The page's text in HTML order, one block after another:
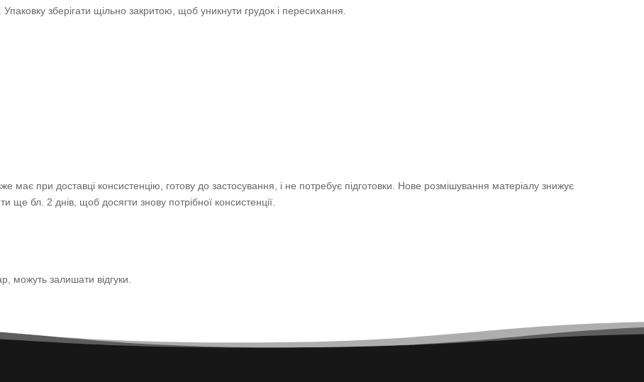
зберігати щільно закритою, щоб уникнути грудок і пересихання.
при доставці консистенцію, готову до застосування, і не потребує підготовки. Нове розмішування матеріалу знижує
ще бл. 2 днів, щоб досягти знову потрібної консистенції.
можуть залишати відгуки.